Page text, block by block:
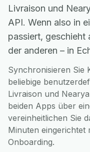
Livraison und
API. Wenn also in
passiert, geschieht
der anderen – in
Synchronisieren Sie
beliebige
Livraison und
beiden Apps über
vereinheitlichen Sie
Minuten eingerichtet
Onboarding.